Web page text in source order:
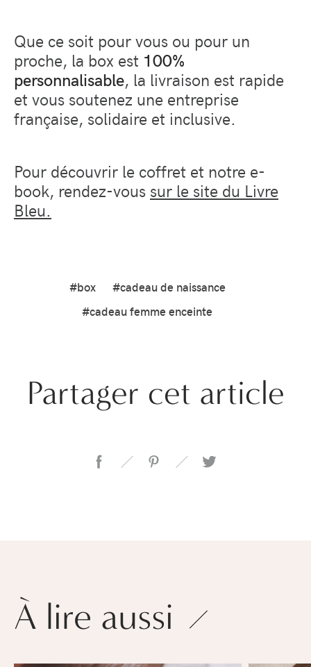
Que ce soit pour vous ou pour un
proche, la box est 100%
personnalisable, la livraison est rapide
et vous soutenez une entreprise
française, solidaire et inclusive.
Pour découvrir le coffret et notre e-
book, rendez-vous sur le site du Livre
Bleu.
#box
#cadeau de naissance
#cadeau femme enceinte
Partager cet article
À lire aussi